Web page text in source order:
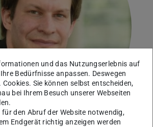
und das Nutzungserlebnis auf
Bedürfnisse anpassen. Deswegen
Sie können selbst entscheiden,
bei Ihrem Besuch unserer Webseiten
für den Abruf der Website notwendig,
Endgerät richtig anzeigen werden